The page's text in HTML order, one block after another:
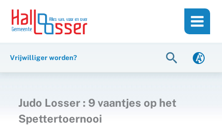
inhoud
naar
Vrijwilliger worden? Zoeken
Judo Losser : 9 vaantjes op het
Spettertoernooi